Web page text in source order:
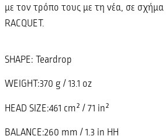
με τον τρόπο τους με τη νέα, σε σχήμα
RACQUET.
SHAPE: Teardrop
WEIGHT:370 g / 13.1 oz
HEAD SIZE:461 cm² / 71 in²
BALANCE:260 mm / 1.3 in HH